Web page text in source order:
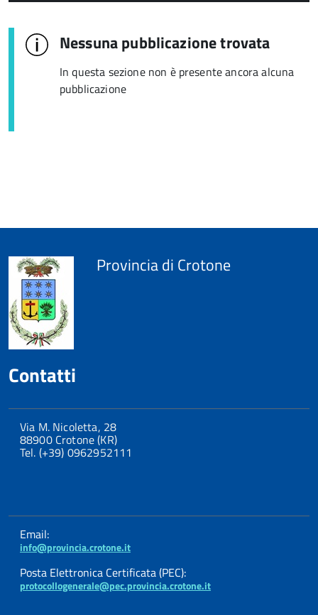
Nessuna pubblicazione trovata
In questa sezione non è presente ancora alcuna
pubblicazione
Provincia di Crotone
Contatti
Via M. Nicoletta, 28
88900 Crotone (KR)
Tel. (+39) 0962952111
Email:
info@provincia.crotone.it
Posta Elettronica Certificata (PEC):
protocollogenerale@pec.provincia.crotone.it